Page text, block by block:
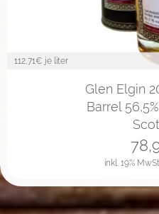
112,71€ je liter
Glen Elgin
Barrel
inkl. 19% MwSt.